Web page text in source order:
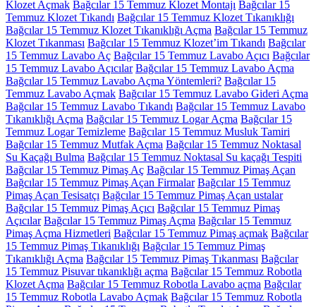
Klozet Açmak Bağcılar 15 Temmuz Klozet Montajı Bağcılar 15
Temmuz Klozet Tıkandı Bağcılar 15 Temmuz Klozet Tıkanıklığı
Bağcılar 15 Temmuz Klozet Tıkanıklığı Açma Bağcılar 15 Temmuz
Klozet Tıkanması Bağcılar 15 Temmuz Klozet’im Tıkandı Bağcılar
15 Temmuz Lavabo Aç Bağcılar 15 Temmuz Lavabo Açıcı Bağcılar
15 Temmuz Lavabo Açıcılar Bağcılar 15 Temmuz Lavabo Açma
Bağcılar 15 Temmuz Lavabo Açma Yöntemleri? Bağcılar 15
Temmuz Lavabo Açmak Bağcılar 15 Temmuz Lavabo Gideri Açma
Bağcılar 15 Temmuz Lavabo Tıkandı Bağcılar 15 Temmuz Lavabo
Tıkanıklığı Açma Bağcılar 15 Temmuz Logar Açma Bağcılar 15
Temmuz Logar Temizleme Bağcılar 15 Temmuz Musluk Tamiri
Bağcılar 15 Temmuz Mutfak Açma Bağcılar 15 Temmuz Noktasal
Su Kaçağı Bulma Bağcılar 15 Temmuz Noktasal Su kaçağı Tespiti
Bağcılar 15 Temmuz Pimaş Aç Bağcılar 15 Temmuz Pimaş Açan
Bağcılar 15 Temmuz Pimaş Açan Firmalar Bağcılar 15 Temmuz
Pimaş Açan Tesisatçı Bağcılar 15 Temmuz Pimaş Açan ustalar
Bağcılar 15 Temmuz Pimaş Açıcı Bağcılar 15 Temmuz Pimaş
Açıcılar Bağcılar 15 Temmuz Pimaş Açma Bağcılar 15 Temmuz
Pimaş Açma Hizmetleri Bağcılar 15 Temmuz Pimaş açmak Bağcılar
15 Temmuz Pimaş Tıkanıklığı Bağcılar 15 Temmuz Pimaş
Tıkanıklığı Açma Bağcılar 15 Temmuz Pimaş Tıkanması Bağcılar
15 Temmuz Pisuvar tıkanıklığı açma Bağcılar 15 Temmuz Robotla
Klozet Açma Bağcılar 15 Temmuz Robotla Lavabo açma Bağcılar
15 Temmuz Robotla Lavabo Açmak Bağcılar 15 Temmuz Robotla